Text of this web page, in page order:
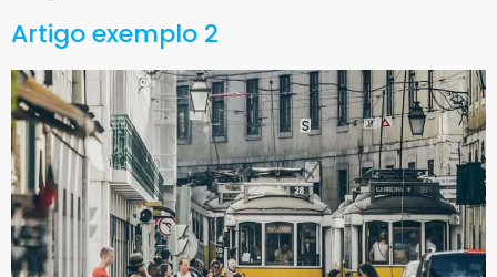
Artigo exemplo 2